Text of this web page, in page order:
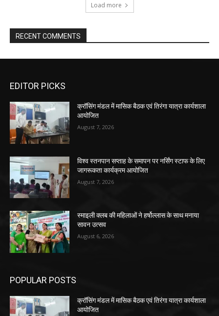
Load more
RECENT COMMENTS
EDITOR PICKS
क्रॉसिंग मंडल में मासिक बैठक एवं तिरंगा यात्रा कार्यशाला
आयोजित
August 7, 2026
विश्व स्तनपान सप्ताह के समापन पर नर्सिंग स्टाफ के लिए
जागरूकता कार्यक्रम आयोजित
August 7, 2026
स्माइली क्लब की महिलाओं ने हर्षोल्लास के साथ मनाया
सावन उत्सव
August 6, 2026
POPULAR POSTS
क्रॉसिंग मंडल में मासिक बैठक एवं तिरंगा यात्रा कार्यशाला
आयोजित